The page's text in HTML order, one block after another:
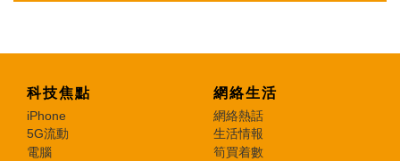
科技焦點
iPhone
5G流動
電腦
網絡生活
網絡熱話
生活情報
筍買着數